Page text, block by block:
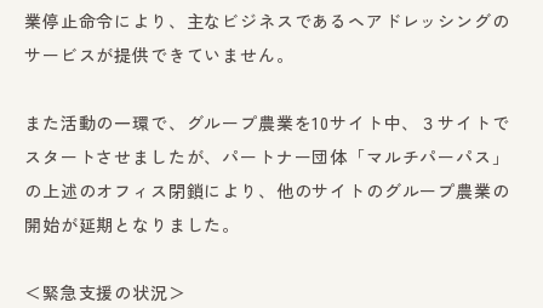
業停止命令により、主なビジネスであるヘアドレッシングの
サービスが提供できていません。
また活動の一環で、グループ農業を10サイト中、３サイトで
スタートさせましたが、パートナー団体「マルチパーパス」
の上述のオフィス閉鎖により、他のサイトのグループ農業の
開始が延期となりました。
＜緊急支援の状況＞